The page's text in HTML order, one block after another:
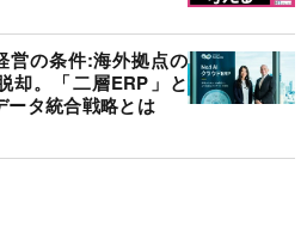
営の条件:海外拠点の
却。「二層ERP」と
ータ統合戦略とは